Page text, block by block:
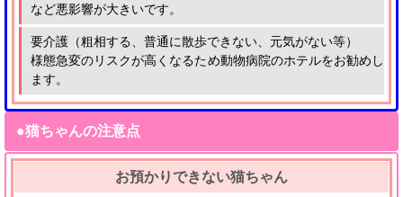
など悪影響が大きいです。
要介護（粗相する、普通に散歩できない、元気がない等）
様態急変のリスクが高くなるため動物病院のホテルをお勧めし
ます。
●猫ちゃんの注意点
お預かりできない猫ちゃん